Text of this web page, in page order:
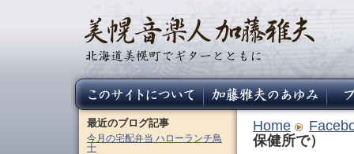
Home
保健所で）
最近のブログ記事
今月の宅配弁当 ハローランチ鳥
十